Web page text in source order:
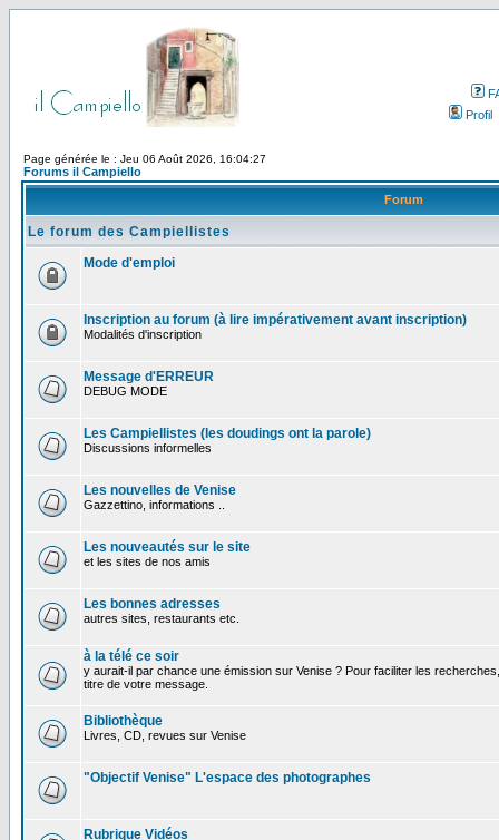
Profil
Page générée le : Jeu 06 Août 2026, 16:04:27
Forums il Campiello
Forum
Le forum des Campiellistes
Mode d'emploi
Inscription au forum (à lire impérativement avant inscription)
Modalités d'inscription
Message d'ERREUR
DEBUG MODE
Les Campiellistes (les doudings ont la parole)
Discussions informelles
Les nouvelles de Venise
Gazzettino, informations ..
Les nouveautés sur le site
et les sites de nos amis
Les bonnes adresses
autres sites, restaurants etc.
à la télé ce soir
y aurait-il par chance une émission sur Venise ? Pour faciliter les
titre de votre message.
Bibliothèque
Livres, CD, revues sur Venise
"Objectif Venise" L'espace des photographes
Rubrique Vidéos